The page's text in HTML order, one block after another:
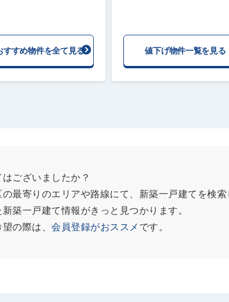
すすめ物件を全て見る 値下げ物件一覧を見る
ございましたか？
最寄りのエリアや路線にて、新築一戸建てを検索
築一戸建て情報がきっと見つかります。
の際は、 会員登録がおススメ です。